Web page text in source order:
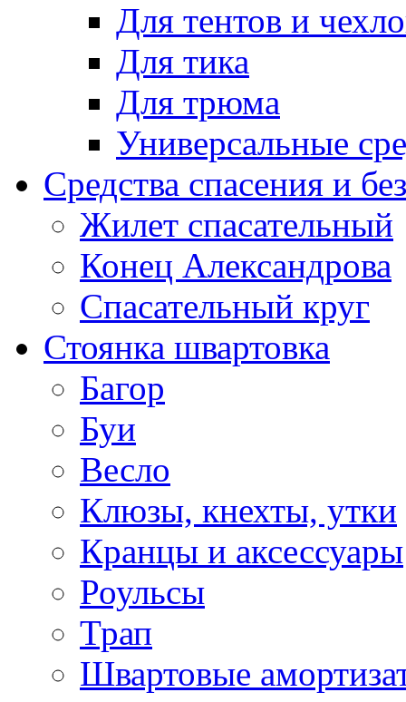
Для тентов и
Для тика
Для трюма
Универсальные
Средства спасения и
Жилет спасательный
Конец Александрова
Спасательный круг
Стоянка швартовка
Багор
Буи
Весло
Клюзы, кнехты, утки
Кранцы и аксессуары
Роульсы
Трап
Швартовые